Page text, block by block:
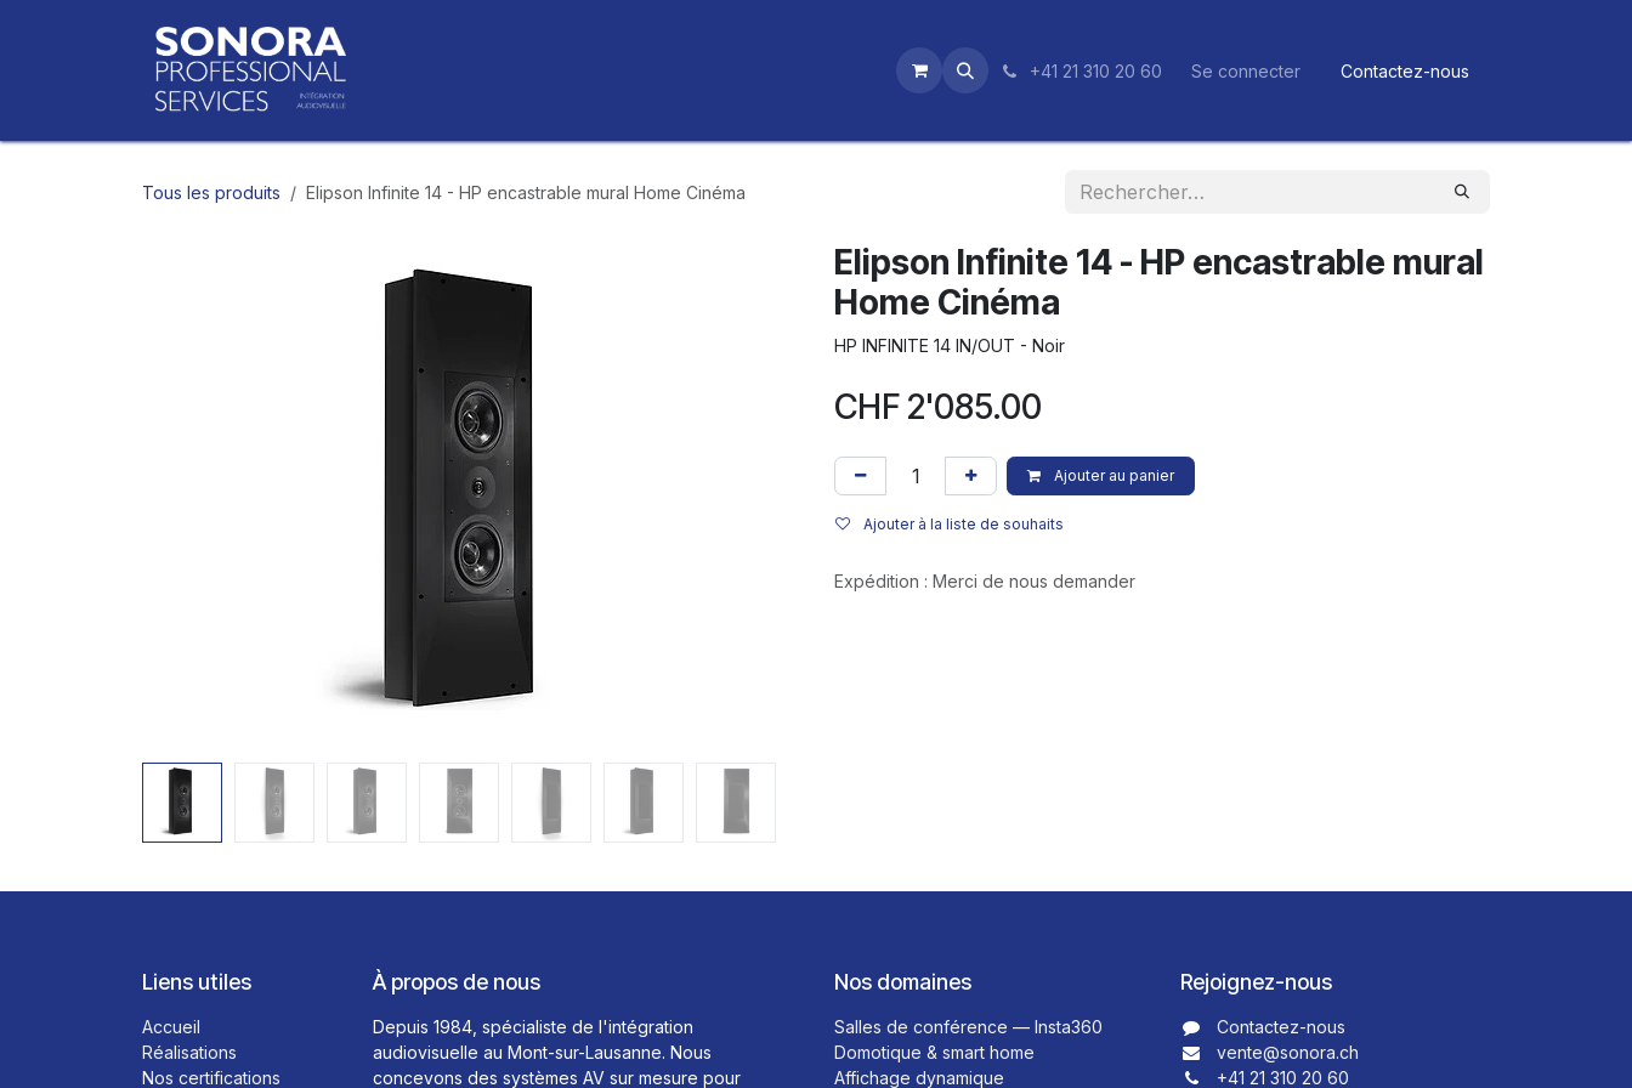
+41 21 310 20 60 Se connecter Contactez-nous
Tous les produits Elipson Infinite 14 - HP encastrable mural Home Cinéma
Elipson Infinite 14 - HP encastrable mural
Home Cinéma
HP INFINITE 14 IN/OUT - Noir
CHF 2'085.00
Ajouter au panier
Ajouter à la liste de souhaits
Expédition : Merci de nous demander
Liens utiles
Accueil
Réalisations
Nos certifications
À propos de nous
Depuis 1984, spécialiste de l'intégration
audiovisuelle au Mont-sur-Lausanne. Nous
concevons des systèmes AV sur mesure pour
Nos domaines
Salles de conférence — Insta360
Domotique & smart home
Affichage dynamique
Rejoignez-nous
Contactez-nous​​
vente@sonora.ch
+41 21 310 20 60